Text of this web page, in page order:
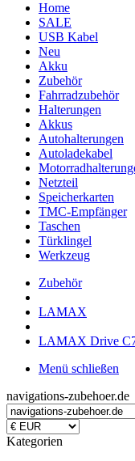
Home
SALE
USB Kabel
Neu
Akku
Zubehör
Fahrradzubehör
Halterungen
Akkus
Autohalterungen
Autoladekabel
Netzteil
Speicherkarten
TMC-Empfänger
Taschen
Türklingel
Werkzeug
Zubehör
LAMAX
LAMAX Drive
Menü schließen
navigations-zubehoer.de
Kategorien